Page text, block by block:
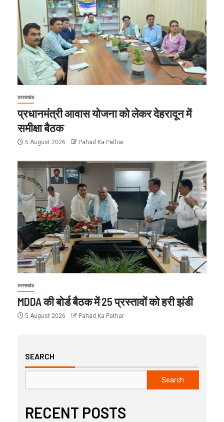
उत्तराखंड
प्रधानमंत्री आवास योजना को लेकर देहरादून में
समीक्षा बैठक
5 August 2026 Pahad Ka Pathar
उत्तराखंड
MDDA की बोर्ड बैठक में 25 प्रस्तावों को हरी झंडी
5 August 2026 Pahad Ka Pathar
SEARCH
Search
RECENT POSTS